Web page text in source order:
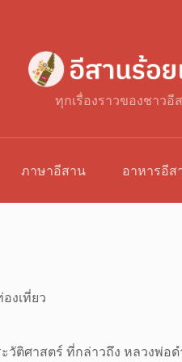
ทุกเรื่องราวของชาวอี
ภาษาอีสาน อาหารอีส
งเที่ยว
วัติศาสตร์ ที่กล่าวถึง หลวงพ่